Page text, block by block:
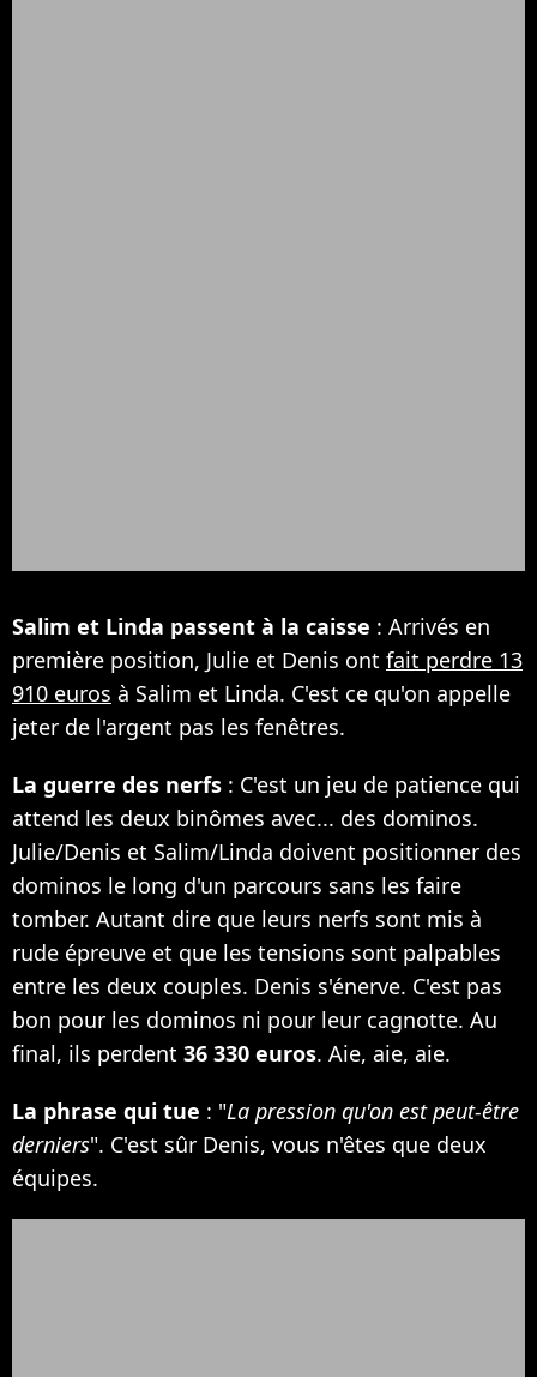
Salim et Linda passent à la caisse : Arrivés en
première position, Julie et Denis ont fait perdre 13
910 euros à Salim et Linda. C'est ce qu'on appelle
jeter de l'argent pas les fenêtres.
La guerre des nerfs : C'est un jeu de patience qui
attend les deux binômes avec... des dominos.
Julie/Denis et Salim/Linda doivent positionner des
dominos le long d'un parcours sans les faire
tomber. Autant dire que leurs nerfs sont mis à
rude épreuve et que les tensions sont palpables
entre les deux couples. Denis s'énerve. C'est pas
bon pour les dominos ni pour leur cagnotte. Au
final, ils perdent 36 330 euros. Aie, aie, aie.
La phrase qui tue : "La pression qu'on est peut-être
derniers". C'est sûr Denis, vous n'êtes que deux
équipes.